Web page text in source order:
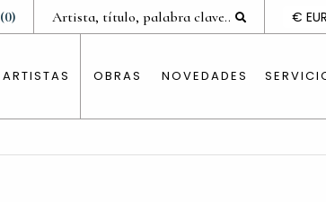
DEVISE
€ EUR
(0)
ARTISTAS OBRAS NOVEDADES